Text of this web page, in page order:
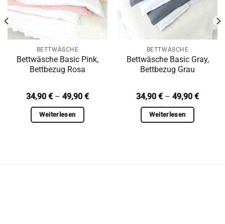
BETTWÄSCHE
Bettwäsche Basic Pink,
Bettbezug Rosa
34,90 € – 49,90 €Preisspanne:
Weiterlesen
BETTWÄSCHE
Bettwäsche Basic Gray,
Bettbezug Grau
34,90 € – 49,90 €
Weiterlesen